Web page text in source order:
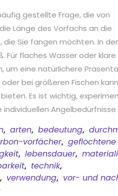
gestellte Frage, die von
Länge des Vorfachs an die
Sie fangen möchten. In
Für flaches Wasser oder klare
um eine natürlichere
bei größeren Fischen
Es ist wichtig,
Angelbedürfnisse
, arten, bedeutung,
vorfächer,
, lebensdauer,
, technik,
, verwendung, vor- und